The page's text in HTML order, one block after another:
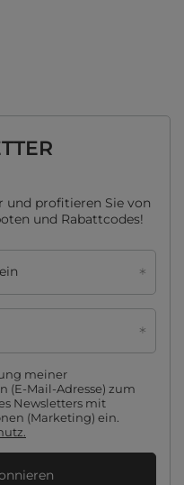
und profitieren Sie von
und Rabattcodes!
meiner
(E-Mail-Adresse) zum
Newsletters mit
(Marketing) ein.